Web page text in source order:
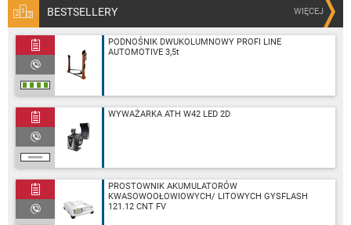
BESTSELLERY WIĘCEJ
PODNOŚNIK DWUKOLUMNOWY PROFI LINE
AUTOMOTIVE 3,5t
WYWAŻARKA ATH W42 LED 2D
PROSTOWNIK AKUMULATORÓW
KWASOWOOŁOWIOWYCH/ LITOWYCH GYSFLASH
121.12 CNT FV